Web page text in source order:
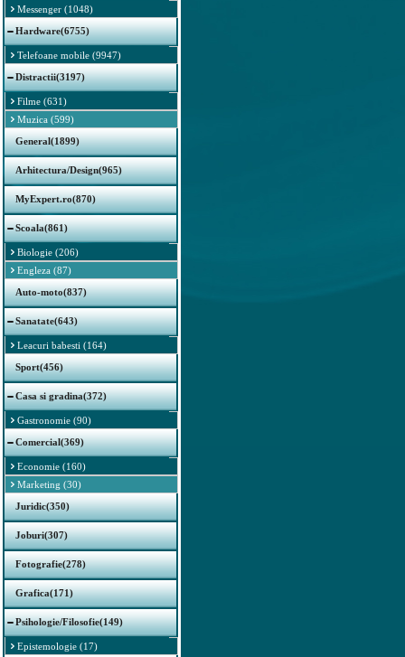
Messenger (1048)
Hardware(6755)
Telefoane mobile (9947)
Distractii(3197)
Filme (631)
Muzica (599)
General(1899)
Arhitectura/Design(965)
MyExpert.ro(870)
Scoala(861)
Biologie (206)
Engleza (87)
Auto-moto(837)
Sanatate(643)
Leacuri babesti (164)
Sport(456)
Casa si gradina(372)
Gastronomie (90)
Comercial(369)
Economie (160)
Marketing (30)
Juridic(350)
Joburi(307)
Fotografie(278)
Grafica(171)
Psihologie/Filosofie(149)
Epistemologie (17)